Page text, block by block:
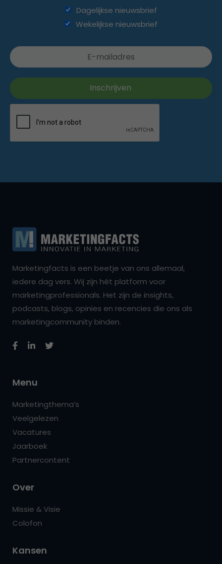
Dagelijkse nieuwsbrief
Wekelijkse nieuwsbrief
Marketingfacts is een beetje van ons allemaal,
iedere dag vers. Wij zijn hét platform voor
marketingprofessionals. Het zijn de insights,
podcasts, blogs, opinies en recencies die ons als
marketingcommunity binden.
Menu
Marketingthema’s
Veelgelezen
Vacatures
Jaarboek
Partnercontent
Over
Missie & Visie
Colofon
Kansen